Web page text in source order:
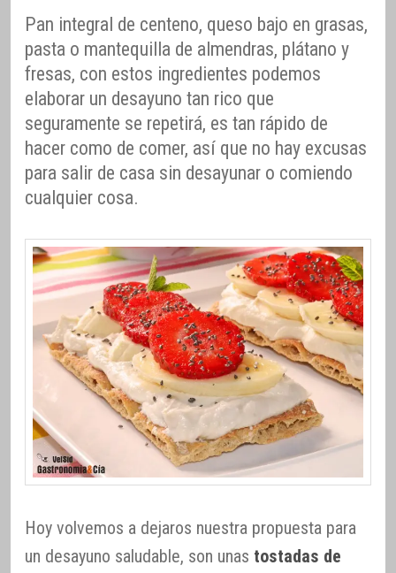
Pan integral de centeno, queso bajo en grasas,
pasta o mantequilla de almendras, plátano y
fresas, con estos ingredientes podemos
elaborar un desayuno tan rico que
seguramente se repetirá, es tan rápido de
hacer como de comer, así que no hay excusas
para salir de casa sin desayunar o comiendo
cualquier cosa.
Hoy volvemos a dejaros nuestra propuesta para
un desayuno saludable, son unas tostadas de